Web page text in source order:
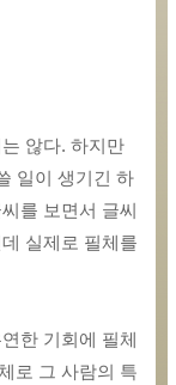
않다. 하지만
일이 생기긴 하
를 보면서 글씨
실제로 필체를
한 기회에 필체
로 그 사람의 특